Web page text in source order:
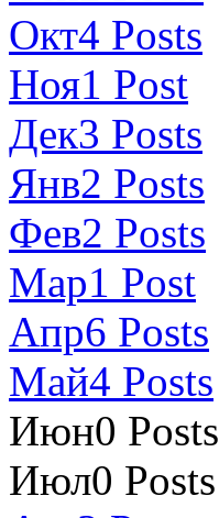
Окт4 Posts
Ноя1 Post
Дек3 Posts
Янв2 Posts
Фев2 Posts
Мар1 Post
Апр6 Posts
Май4 Posts
Июн0 Posts
Июл0 Posts